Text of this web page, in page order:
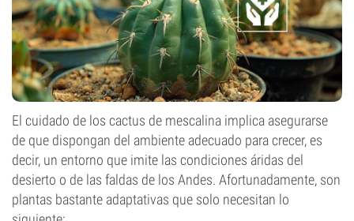
El cuidado de los cactus de mescalina implica asegurarse
de que dispongan del ambiente adecuado para crecer, es
decir, un entorno que imite las condiciones áridas del
desierto o de las faldas de los Andes. Afortunadamente, son
plantas bastante adaptativas que solo necesitan lo